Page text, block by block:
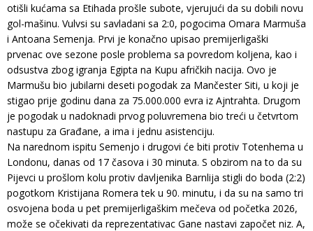
otišli kućama sa Etihada prošle subote, vjerujući da su dobili novu
gol-mašinu. Vulvsi su savladani sa 2:0, pogocima Omara Marmuša
i Antoana Semenja. Prvi je konačno upisao premijerligaški
prvenac ove sezone posle problema sa povredom koljena, kao i
odsustva zbog igranja Egipta na Kupu afričkih nacija. Ovo je
Marmušu bio jubilarni deseti pogodak za Mančester Siti, u koji je
stigao prije godinu dana za 75.000.000 evra iz Ajntrahta. Drugom
je pogodak u nadoknadi prvog poluvremena bio treći u četvrtom
nastupu za Građane, a ima i jednu asistenciju.
Na narednom ispitu Semenjo i drugovi će biti protiv Totenhema u
Londonu, danas od 17 časova i 30 minuta. S obzirom na to da su
Pijevci u prošlom kolu protiv davljenika Barnlija stigli do boda (2:2)
pogotkom Kristijana Romera tek u 90. minutu, i da su na samo tri
osvojena boda u pet premijerligaškim mečeva od početka 2026,
može se očekivati da reprezentativac Gane nastavi započet niz. A,